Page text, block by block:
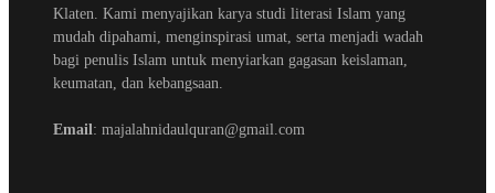
Klaten. Kami menyajikan karya studi literasi Islam yang
mudah dipahami, menginspirasi umat, serta menjadi wadah
bagi penulis Islam untuk menyiarkan gagasan keislaman,
keumatan, dan kebangsaan.
Email: majalahnidaulquran@gmail.com